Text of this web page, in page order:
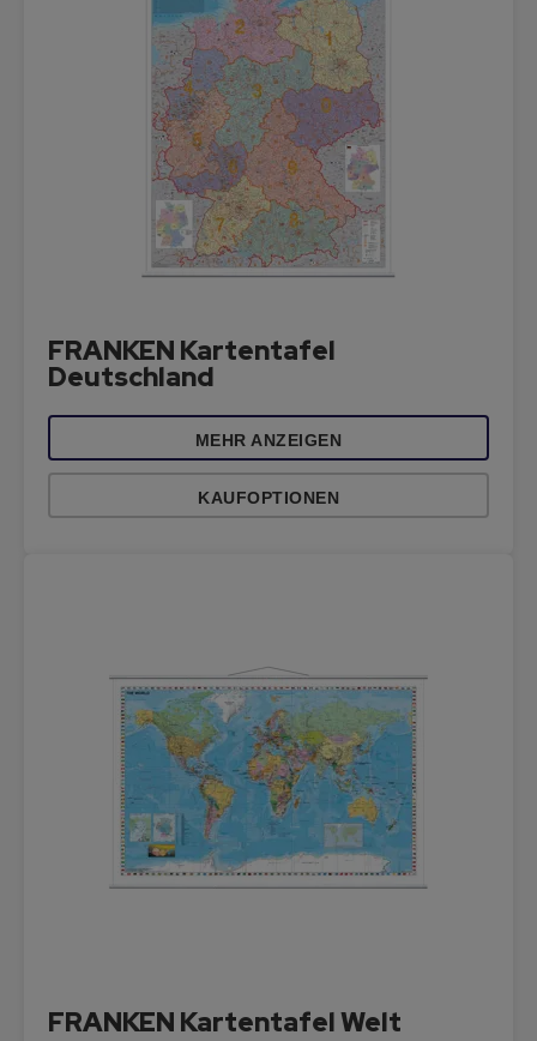
FRANKEN Kartentafel
Deutschland
MEHR ANZEIGEN
KAUFOPTIONEN
FRANKEN Kartentafel Welt